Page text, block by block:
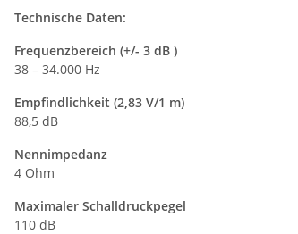
Technische Daten:
Frequenzbereich (+/- 3 dB )
38 – 34.000 Hz
Empfindlichkeit (2,83 V/1 m)
88,5 dB
Nennimpedanz
4 Ohm
Maximaler Schalldruckpegel
110 dB